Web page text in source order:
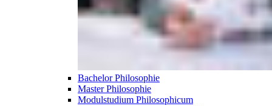
Bachelor Philosophie
Master Philosophie
Modulstudium Philosophicum